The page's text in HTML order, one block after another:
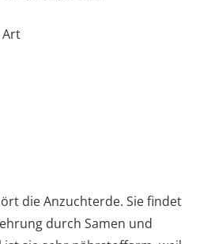
Art
die Anzuchterde. Sie findet
durch Samen und